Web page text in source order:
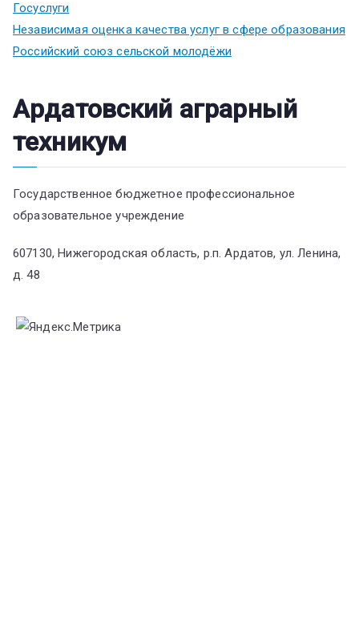
Госуслуги
Независимая оценка качества услуг в сфере образования
Российский союз сельской молодёжи
Ардатовский аграрный
техникум
Государственное бюджетное профессиональное
образовательное учреждение
607130, Нижегородская область, р.п. Ардатов, ул. Ленина,
д. 48